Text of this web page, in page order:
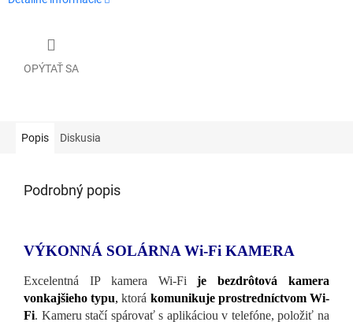
OPÝTAŤ SA
Popis Diskusia
Podrobný popis
VÝKONNÁ SOLÁRNA Wi-Fi KAMERA
Excelentná IP kamera Wi-Fije bezdrôtová kamera
vonkajšieho typu, ktorá komunikuje prostredníctvom Wi-
Fi. Kameru stačí spárovať s aplikáciou v telefóne, položiť na